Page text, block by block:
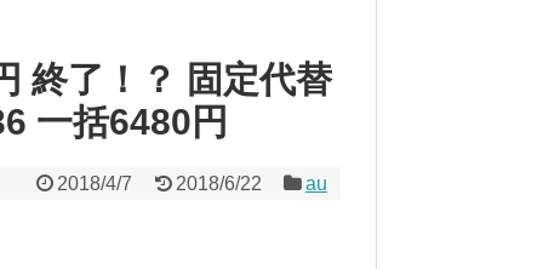
終了！？ 固定代替
一括6480円
2018/4/7 2018/6/22 au